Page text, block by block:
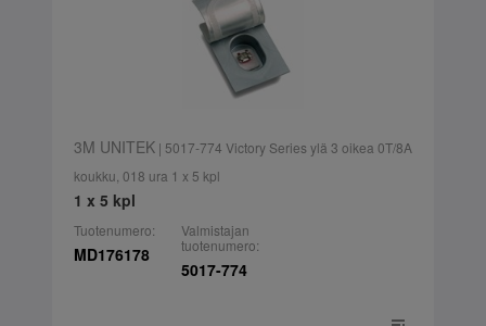
3M UNITEK| 5017-774 Victory Series ylä 3 oikea 0T/8A
koukku, 018 ura 1 x 5 kpl
1 x 5 kpl
Tuotenumero:
MD176178
Valmistajan
tuotenumero:
5017-774